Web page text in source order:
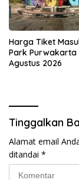
Harga Tiket
Park Purwakarta
Agustus 2026
Tinggalkan
Alamat email
ditandai *